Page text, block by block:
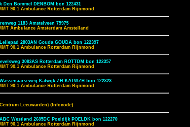
Den Bommel DENBOM bon 122431
90.1 Ambulance Rotterdam Rijnmond
1183 Amstelveen 75975
Ambulance Amsterdam Amstelland
2803AN Gouda GOUDA bon 122397
90.1 Ambulance Rotterdam Rijnmond
3083AS Rotterdam ROTTDM bon 122357
90.1 Ambulance Rotterdam Rijnmond
Katwijk ZH KATWZH bon 122323
90.1 Ambulance Rotterdam Rijnmond
Leeuwarden) (Infocode)
Westland 2685DC Poeldijk POELDK bon 122270
90.1 Ambulance Rotterdam Rijnmond